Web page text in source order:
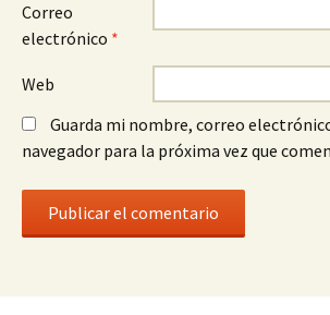
Correo
electrónico *
Web
Guarda mi nombre, correo
navegador para la próxima vez que